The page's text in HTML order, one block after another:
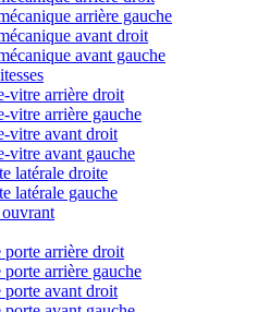
arrière gauche
avant droit
avant gauche
vitre arrière droit
vitre arrière gauche
vitre avant droit
vitre avant gauche
latérale droite
latérale gauche
porte arrière droit
porte arrière gauche
porte avant droit